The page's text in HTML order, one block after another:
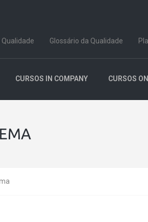
Qualidade Glossário da Qualidade
CURSOS IN COMPANY CURSOS